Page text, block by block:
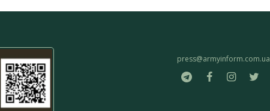
press@armyinform.com.ua